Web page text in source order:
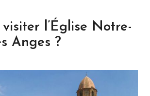
visiter l’Église Notre-
Anges ?